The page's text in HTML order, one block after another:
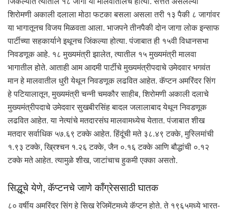
शिरोमणी अकाली दलाला मोठा फटका बसला असला तरी १३ पैकी ८ जागांवर
या भागातूनच विजय मिळवता आला. भाजपने तीनपैकी दोन जागा लोक इन्साफ
पार्टीच्या सहकार्याने इथूनच जिंकल्या होत्या. पंजाबात ही १५वी विधानसभा
निवडणूक आहे. १८ मुख्यमंत्री झालेत, त्यातील १५ मुख्यमंत्री मालवा
भागातील होते. आताही आम आदमी पार्टीचे मुख्यमंत्रीपदाचे उमेदवार भगवंत
मान हे मालवातील धुरी येथून निवडणूक लढवित आहेत. कॅप्टन अमरिंदर सिंग
हे पटियालातून, मुख्यमंत्री चन्नी चमकौर साहीब, शिरोमणी अकाली दलाचे
मुख्यमंत्रीपदाचे उमेदवार सुखबीरसिंह बादल जलालाबाद येथून निवडणूक
लढवित आहेत. या नेत्यांचे मतदारसंघ मालवामध्येच येतात. पंजाबात शीख
मतदार सर्वाधिक ५७.६९ टक्के आहेत. हिंदूंची मते ३८.४९ टक्के, मुस्लिमांची
१.९३ टक्के, ख्रिश्चन १.२६ टक्के, जैन ०.१६ टक्के आणि बौद्धांची ०.१२
टक्के मते आहेत. त्यामुळे शीख, जाटांचाच हुकमी एक्का असतो.
सिद्धूचे येणे, कॅप्टनचे जाणे काँग्रेससाठी घातक
८० वर्षीय अमरिंदर सिंग हे सिख रेजिमेंटमध्ये कॅप्टन होते. ते १९६५मध्ये भारत-